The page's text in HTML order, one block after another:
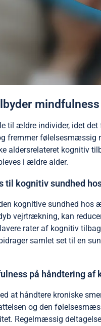
til ældre individer, idet
fremmer
aldersrelateret kognitiv
i ældre alder.
til kognitiv sundhed
kognitive sundhed
vejrtrækning, kan
rater af kognitiv
samlet set til en
på håndtering af
at håndtere kroniske
og den
Regelmæssig